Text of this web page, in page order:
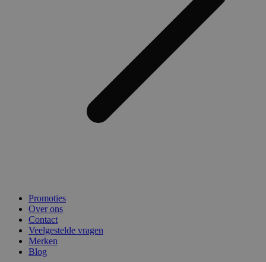
Promoties
Over ons
Contact
Veelgestelde vragen
Merken
Blog